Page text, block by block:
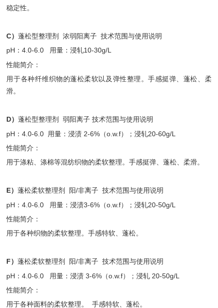
稳定性。
C）蓬松型整理剂 浓弱阳离子 技术范围与使用说明
pH：4.0-6.0 用量：浸轧10-30g/L
性能简介：
用于各种纤维织物的蓬松柔软以及弹性整理。手感挺弹、蓬松、柔
滑。
D）蓬松型整理剂 弱阳离子 技术范围与使用说明
pH：4.0-6.0 用量：浸渍 2-6%（o.w.f）；浸轧20-60g/L
性能简介：
用于涤粘、涤棉等混纺织物的柔软整理。手感挺弹、蓬松、柔滑。
E）蓬松柔软整理剂 阳/非离子 技术范围与使用说明
pH：4.0-6.0 用量：浸渍3-6%（o.w.f）；浸轧20-50g/L
性能简介：
用于各种织物的柔软整理。手感特软、蓬松。
F）蓬松柔软整理剂 阳/非离子 技术范围与使用说明
pH：4.0-6.0 用量：浸渍 3-6%（o.w.f）；浸轧 20-50g/L
性能简介：
用于各种面料的柔软整理。 手感特软、蓬松。